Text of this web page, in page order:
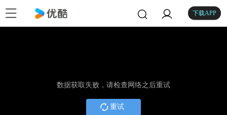
下载APP
数据获取失败，请检查网络之后重试
重试